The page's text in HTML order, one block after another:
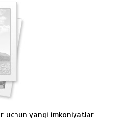
uchun yangi imkoniyatlar